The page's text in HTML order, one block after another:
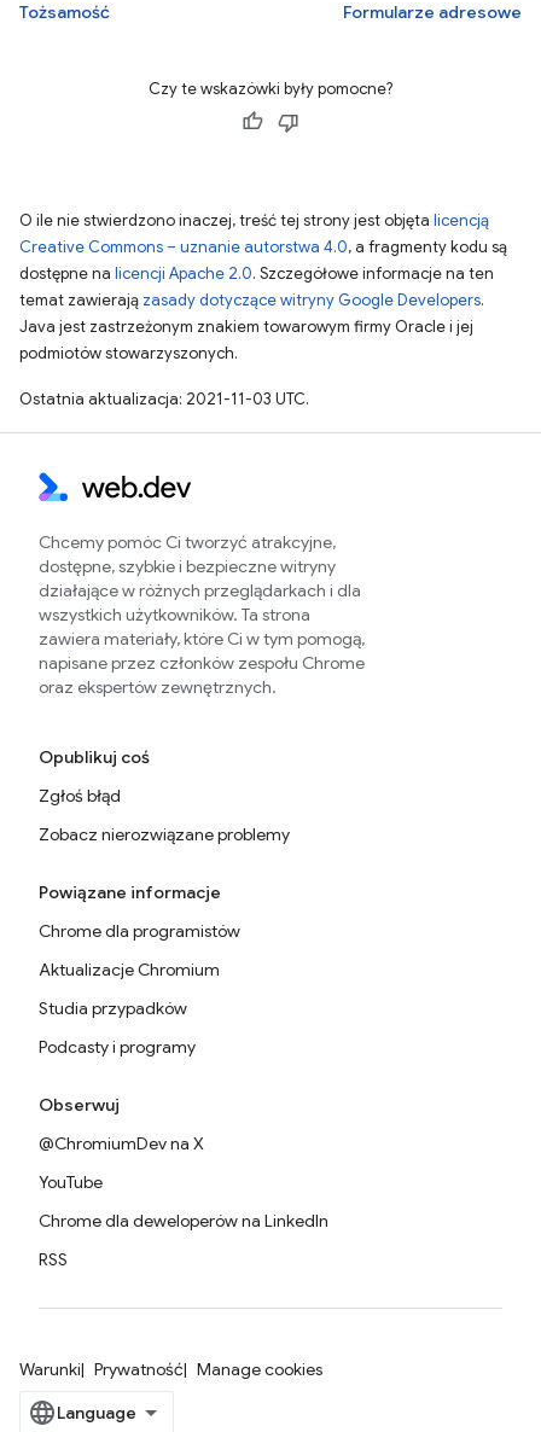
Tożsamość
Formularze adresowe
Czy te wskazówki były pomocne?
O ile nie stwierdzono inaczej, treść tej strony jest objęta licencją
Creative Commons – uznanie autorstwa 4.0, a fragmenty kodu są
dostępne na licencji Apache 2.0. Szczegółowe informacje na ten
temat zawierają zasady dotyczące witryny Google Developers.
Java jest zastrzeżonym znakiem towarowym firmy Oracle i jej
podmiotów stowarzyszonych.
Ostatnia aktualizacja: 2021-11-03 UTC.
Chcemy pomóc Ci tworzyć atrakcyjne,
dostępne, szybkie i bezpieczne witryny
działające w różnych przeglądarkach i dla
wszystkich użytkowników. Ta strona
zawiera materiały, które Ci w tym pomogą,
napisane przez członków zespołu Chrome
oraz ekspertów zewnętrznych.
Opublikuj coś
Zgłoś błąd
Zobacz nierozwiązane problemy
Powiązane informacje
Chrome dla programistów
Aktualizacje Chromium
Studia przypadków
Podcasty i programy
Obserwuj
@ChromiumDev na X
YouTube
Chrome dla deweloperów na LinkedIn
RSS
Warunki Prywatność Manage cookies